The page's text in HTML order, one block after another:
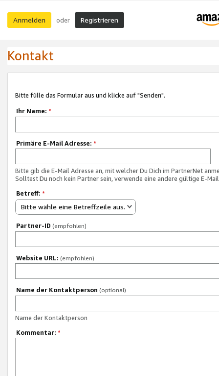
Anmelden oder Registrieren
Kontakt
Bitte fülle das Formular aus und klicke auf "Senden".
Ihr Name: *
Primäre E-Mail Adresse: *
Bitte gib die E-Mail Adresse an, mit welcher Du Dich im PartnerNet
Solltest Du noch kein Partner sein, verwende eine andere gültige E-
Betreff: *
Bitte wähle eine Betreffzeile aus.
Partner-ID (empfohlen)
Website URL: (empfohlen)
Name der Kontaktperson (optional)
Name der Kontaktperson
Kommentar: *